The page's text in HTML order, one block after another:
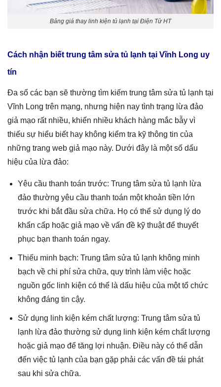
Bảng giá thay linh kiện tủ lạnh tại Điện Tử HT
Cách nhận biết trung tâm sửa tủ lạnh tại Vĩnh Long uy
tín
Đa số các bạn sẽ thường tìm kiếm trung tâm sửa tủ lạnh tại
Vĩnh Long trên mạng, nhưng hiện nay tình trạng lừa đảo
giả mạo rất nhiều, khiến nhiều khách hàng mắc bẫy vì
thiếu sự hiểu biết hay không kiểm tra kỹ thông tin của
những trang web giả mạo này. Dưới đây là một số dấu
hiệu của lừa đảo:
Yêu cầu thanh toán trước: Trung tâm sửa tủ lạnh lừa
đảo thường yêu cầu thanh toán một khoản tiền lớn
trước khi bắt đầu sửa chữa. Họ có thể sử dụng lý do
khẩn cấp hoặc giả mạo về vấn đề kỹ thuật để thuyết
phục bạn thanh toán ngay.
Thiếu minh bạch: Trung tâm sửa tủ lạnh không minh
bạch về chi phí sửa chữa, quy trình làm việc hoặc
nguồn gốc linh kiện có thể là dấu hiệu của một tổ chức
không đáng tin cậy.
Sử dụng linh kiện kém chất lượng: Trung tâm sửa tủ
lạnh lừa đảo thường sử dụng linh kiện kém chất lượng
hoặc giả mạo để tăng lợi nhuận. Điều này có thể dẫn
đến việc tủ lạnh của bạn gặp phải các vấn đề tái phát
sau khi sửa chữa.